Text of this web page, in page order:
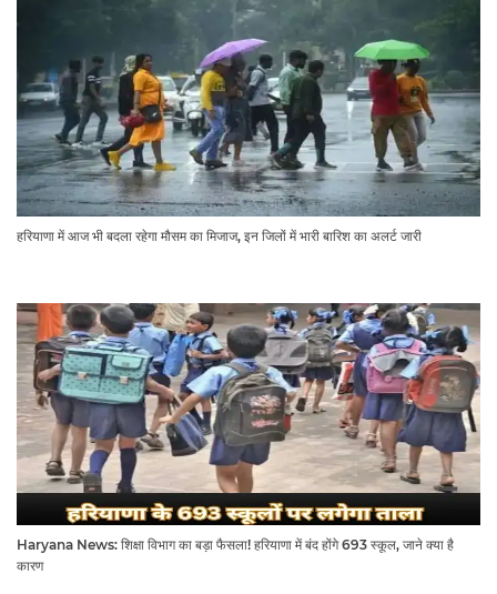
हरियाणा में आज भी बदला रहेगा मौसम का मिजाज, इन जिलों में भारी बारिश का अलर्ट जारी
Haryana News: शिक्षा विभाग का बड़ा फैसला! हरियाणा में बंद होंगे 693 स्कूल, जाने क्या है
कारण